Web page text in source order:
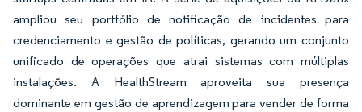
ampliou seu portfólio de notificação de incidentes para
credenciamento e gestão de políticas, gerando um conjunto
unificado de operações que atrai sistemas com múltiplas
instalações. A HealthStream aproveita sua presença
dominante em gestão de aprendizagem para vender de forma